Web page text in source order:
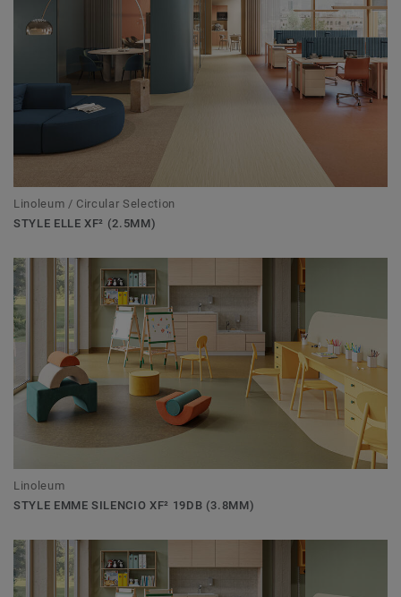
Linoleum / Circular Selection
STYLE ELLE XF² (2.5MM)
Linoleum
STYLE EMME SILENCIO XF² 19DB (3.8MM)